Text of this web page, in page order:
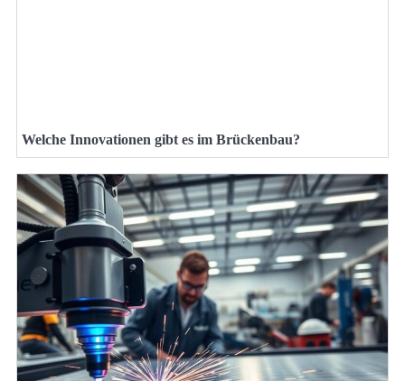
Welche Innovationen gibt es im Brückenbau?